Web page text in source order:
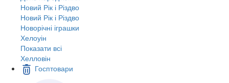
Новий Рік і Різдво
Новий Рік і Різдво
Новорічні іграшки
Хелоуін
Показати всі
Хелловін
Госптовари